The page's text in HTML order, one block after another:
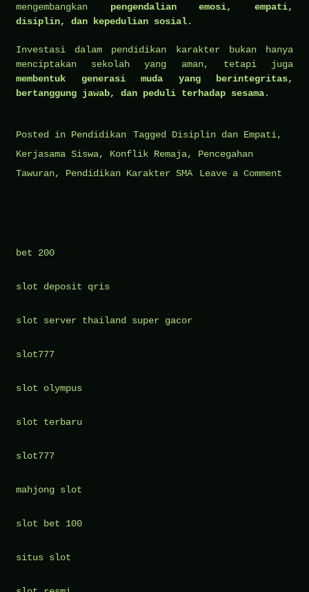
mengembangkan pengendalian emosi, empati,
disiplin, dan kepedulian sosial.
Investasi dalam pendidikan karakter bukan hanya
menciptakan sekolah yang aman, tetapi juga
membentuk generasi muda yang berintegritas,
bertanggung jawab, dan peduli terhadap sesama.
Posted in Pendidikan Tagged Disiplin dan Empati,
Kerjasama Siswa, Konflik Remaja, Pencegahan
Tawuran, Pendidikan Karakter SMA Leave a Comment
bet 200
slot deposit qris
slot server thailand super gacor
slot777
slot olympus
slot terbaru
slot777
mahjong slot
slot bet 100
situs slot